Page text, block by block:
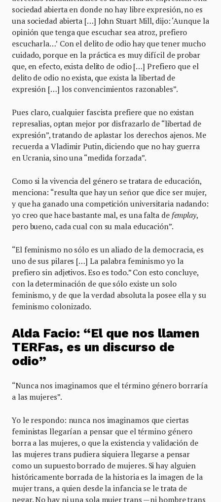
sociedad abierta en donde no hay libre expresión, no es
una sociedad abierta […] John Stuart Mill, dijo: ‘Aunque la
opinión que tenga que escuchar sea atroz, prefiero
escucharla…’ Con el delito de odio hay que tener mucho
cuidado, porque en la práctica es muy difícil de probar
que, en efecto, exista delito de odio […] Prefiero que el
delito de odio no exista, que exista la libertad de
expresión […] los convencimientos razonables”.
Pues claro, cualquier fascista prefiere que no existan
represalias, optan mejor por disfrazarlo de “libertad de
expresión”, tratando de aplastar los derechos ajenos. Me
recuerda a Vladimir Putin, diciendo que no hay guerra
en Ucrania, sino una “medida forzada”.
Como si la vivencia del género se tratara de educación,
menciona: “resulta que hay un señor que dice ser mujer,
y que ha ganado una competición universitaria nadando:
yo creo que hace bastante mal, es una falta de femplay,
pero bueno, cada cual con su mala educación”.
“El feminismo no sólo es un aliado de la democracia, es
uno de sus pilares […] La palabra feminismo yo la
prefiero sin adjetivos. Eso es todo.” Con esto concluye,
con la determinación de que sólo existe un solo
feminismo, y de que la verdad absoluta la posee ella y su
feminismo colonizado.
Alda Facio: “El que nos llamen
TERFas, es un discurso de
odio”
“Nunca nos imaginamos que el término género borraría
a las mujeres”.
Yo le respondo: nunca nos imaginamos que ciertas
feministas llegarían a pensar que el término género
borra a las mujeres, o que la existencia y validación de
las mujeres trans pudiera siquiera llegarse a pensar
como un supuesto borrado de mujeres. Si hay alguien
históricamente borrada de la historia es la imagen de la
mujer trans, a quien desde la infancia se le trata de
negar. No hay ni una sola mujer trans —ni hombre trans